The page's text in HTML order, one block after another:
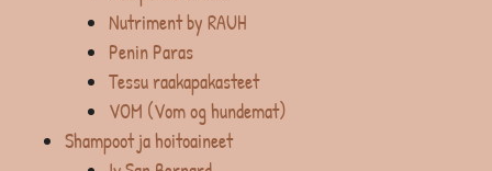
Nutriment by RAUH
Penin Paras
Tessu raakapakasteet
VOM (Vom og hundemat)
Shampoot ja hoitoaineet